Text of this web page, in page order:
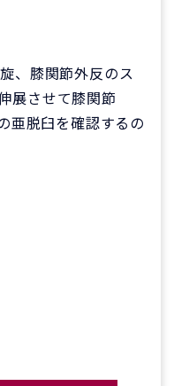
、膝関節外反のス
展させて膝関節
亜脱臼を確認するの